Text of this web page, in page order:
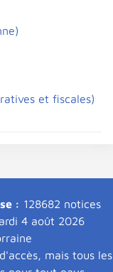
et fiscales)
: 128682 notices
4 août 2026
mais tous les